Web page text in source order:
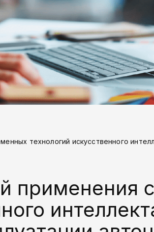
технологий искусственного
применения